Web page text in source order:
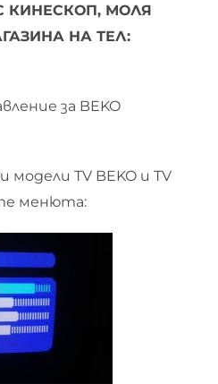
КИНЕСКОП, МОЛЯ
НА ТЕЛ:
за BEKO
модели TV BEKO и TV
менюта: